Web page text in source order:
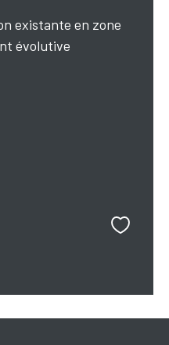
existante en zone
évolutive